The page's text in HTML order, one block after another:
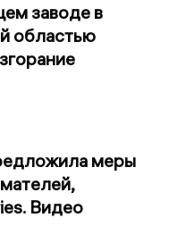
заводе в
областью
меры
Видео